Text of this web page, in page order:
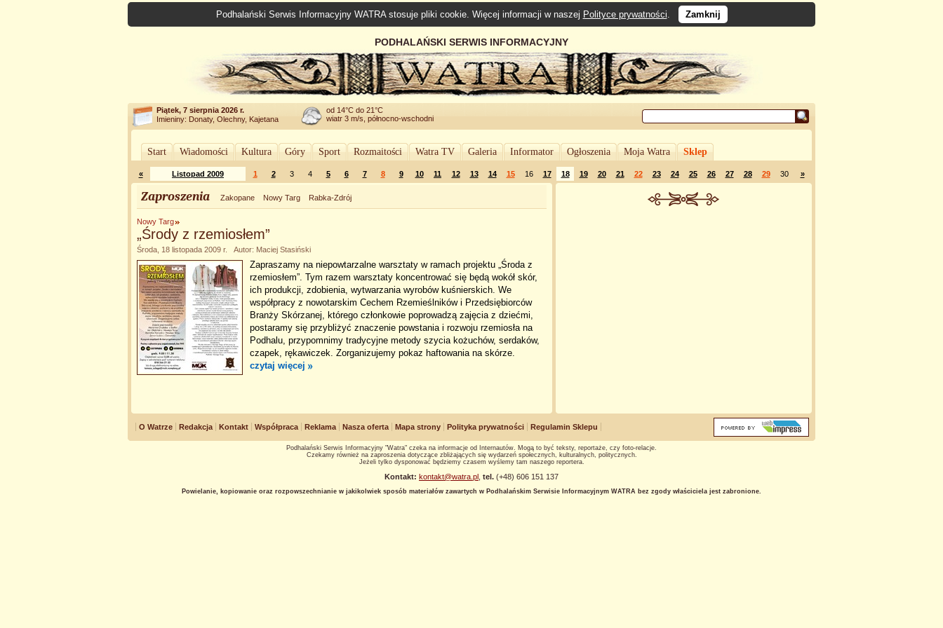
Podhalański Serwis Informacyjny WATRA stosuje pliki cookie. Więcej informacji w naszej Polityce prywatności. Zamknij
PODHALAŃSKI SERWIS INFORMACYJNY
Piątek, 7 sierpnia 2026 r.
Imieniny: Donaty, Olechny, Kajetana
od 14°C do 21°C
wiatr 3 m/s, północno-wschodni
Start Wiadomości Kultura Góry Sport Rozmaitości Watra TV Galeria Informator Ogłoszenia Moja Watra Sklep
« Listopad 2009 1 2 3 4 5 6 7 8 9 10 11 12 13 14 15 16 17 18 19 20 21 22 23 24 25 26 27 28 29 30 »
Zaproszenia Zakopane Nowy Targ Rabka-Zdrój
Nowy Targ
„Środy z rzemiosłem”
Środa, 18 listopada 2009 r. Autor: Maciej Stasiński
Zapraszamy na niepowtarzalne warsztaty w ramach projektu „Środa z
rzemiosłem”. Tym razem warsztaty koncentrować się będą wokół skór,
ich produkcji, zdobienia, wytwarzania wyrobów kuśnierskich. We
współpracy z nowotarskim Cechem Rzemieślników i Przedsiębiorców
Branży Skórzanej, którego członkowie poprowadzą zajęcia z dziećmi,
postaramy się przybliżyć znaczenie powstania i rozwoju rzemiosła na
Podhalu, przypomnimy tradycyjne metody szycia kożuchów, serdaków,
czapek, rękawiczek. Zorganizujemy pokaz haftowania na skórze.
czytaj więcej
O Watrze Redakcja Kontakt Współpraca Reklama Nasza oferta Mapa strony Polityka prywatności Regulamin Sklepu
Podhalański Serwis Informacyjny "Watra" czeka na informacje od Internautów. Mogą to być teksty, reportaże, czy foto-relacje.
Czekamy również na zaproszenia dotyczące zbliżających się wydarzeń społecznych, kulturalnych, politycznych.
Jeżeli tylko dysponować będziemy czasem wyślemy tam naszego reportera.
Kontakt: kontakt@watra.pl tel. (+48) 606 151 137
Powielanie, kopiowanie oraz rozpowszechnianie w jakikolwiek sposób materiałów zawartych w Podhalańskim Serwisie Informacyjnym WATRA bez zgody właściciela jest zabronione.